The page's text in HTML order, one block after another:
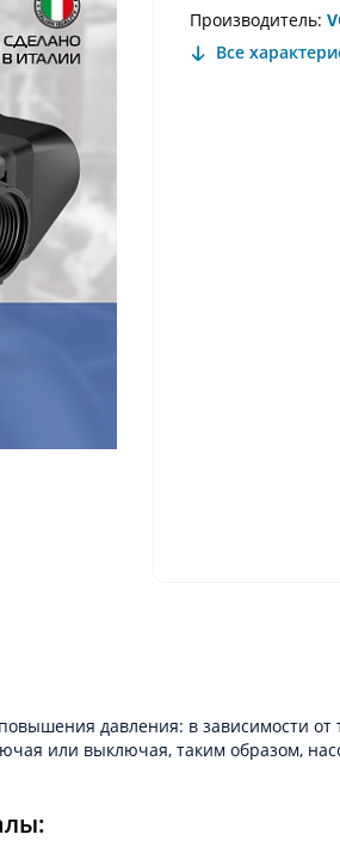
Производитель:
Все
давления: в зависимости
или выключая, таким образом,